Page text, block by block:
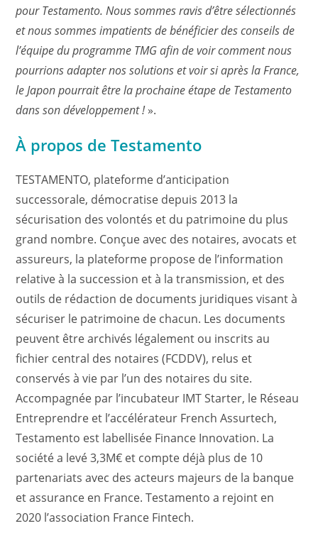
pour Testamento. Nous sommes ravis d’être sélectionnés
et nous sommes impatients de bénéficier des conseils de
l’équipe du programme TMG afin de voir comment nous
pourrions adapter nos solutions et voir si après la France,
le Japon pourrait être la prochaine étape de Testamento
dans son développement !».
À propos de Testamento
TESTAMENTO, plateforme d’anticipation
successorale, démocratise depuis 2013 la
sécurisation des volontés et du patrimoine du plus
grand nombre. Conçue avec des notaires, avocats et
assureurs, la plateforme propose de l’information
relative à la succession et à la transmission, et des
outils de rédaction de documents juridiques visant à
sécuriser le patrimoine de chacun. Les documents
peuvent être archivés légalement ou inscrits au
fichier central des notaires (FCDDV), relus et
conservés à vie par l’un des notaires du site.
Accompagnée par l’incubateur IMT Starter, le Réseau
Entreprendre et l’accélérateur French Assurtech,
Testamento est labellisée Finance Innovation. La
société a levé 3,3M€ et compte déjà plus de 10
partenariats avec des acteurs majeurs de la banque
et assurance en France. Testamento a rejoint en
2020 l’association France Fintech.